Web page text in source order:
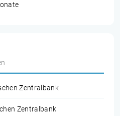
Zentralbank
Zentralbank